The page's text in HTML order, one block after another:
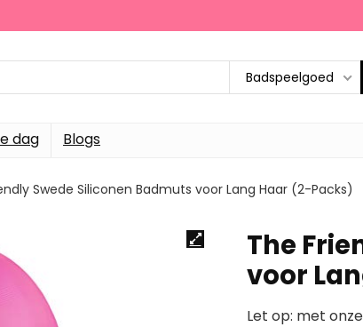
Badspeelgoed
dag Blogs
Swede Siliconen Badmuts voor Lang Haar (2-Packs)
The
voor
Let op: met